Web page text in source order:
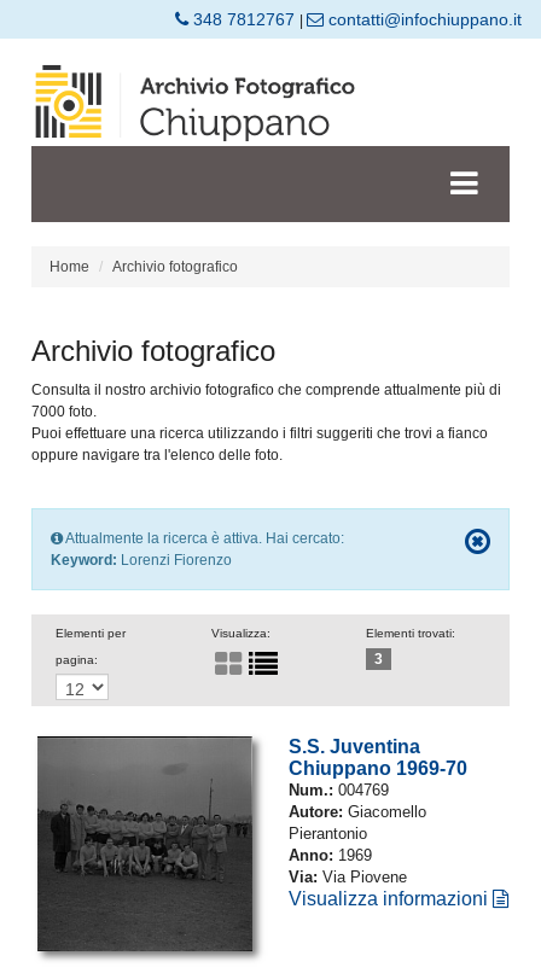
348 7812767 contatti@infochiuppano.it
Home Archivio fotografico
Archivio fotografico
Consulta il nostro archivio fotografico che comprende attualmente più di
7000 foto.
Puoi effettuare una ricerca utilizzando i filtri suggeriti che trovi a fianco
oppure navigare tra l'elenco delle foto.
Attualmente la ricerca è attiva. Hai cercato:
Keyword: Lorenzi Fiorenzo
Elementi per
pagina:
Visualizza: Elementi trovati:
3
S.S. Juventina
Chiuppano 1969-70
Num.: 004769
Autore: Giacomello
Pierantonio
Anno: 1969
Via: Via Piovene
Visualizza informazioni